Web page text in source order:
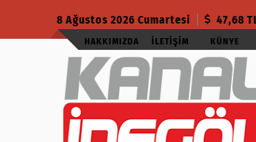
8 Ağustos 2026 Cumartesi 47,68
HAKKIMIZDA İLETIŞIM KÜNYE